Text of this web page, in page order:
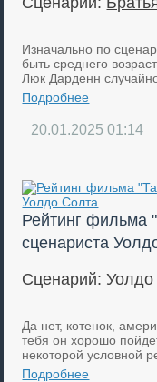
Изначально по
быть среднего
Люк Дарденн
Подробнее
20.01.2025 01:14
Рейтинг фильма
сценариста
Сценарий:
Да нет, котенок,
тебя он хорошо
некоторой условной
Подробнее